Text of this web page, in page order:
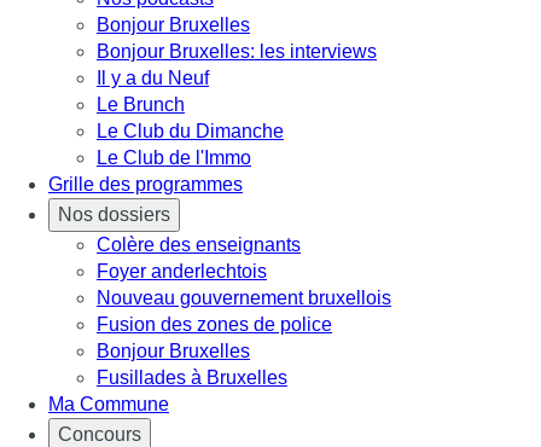
Bonjour Bruxelles
Bonjour Bruxelles: les interviews
Il y a du Neuf
Le Brunch
Le Club du Dimanche
Le Club de l'Immo
Grille des programmes
Nos dossiers
Colère des enseignants
Foyer anderlechtois
Nouveau gouvernement bruxellois
Fusion des zones de police
Bonjour Bruxelles
Fusillades à Bruxelles
Ma Commune
Concours